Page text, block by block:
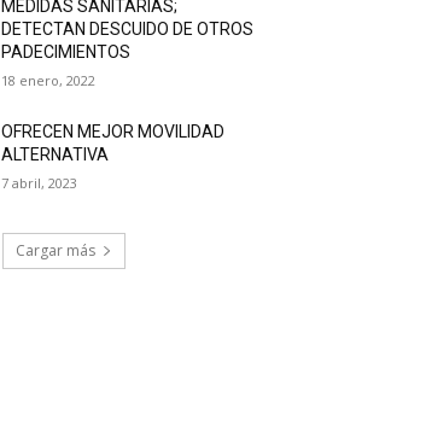
MEDIDAS SANITARIAS;
DETECTAN DESCUIDO DE OTROS
PADECIMIENTOS
18 enero, 2022
OFRECEN MEJOR MOVILIDAD
ALTERNATIVA
7 abril, 2023
Cargar más